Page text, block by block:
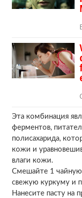
Эта комбинация
ферментов,
полисахарида,
кожи и
влаги кожи.
Смешайте 1
свежую куркуму и
Нанесите пасту на